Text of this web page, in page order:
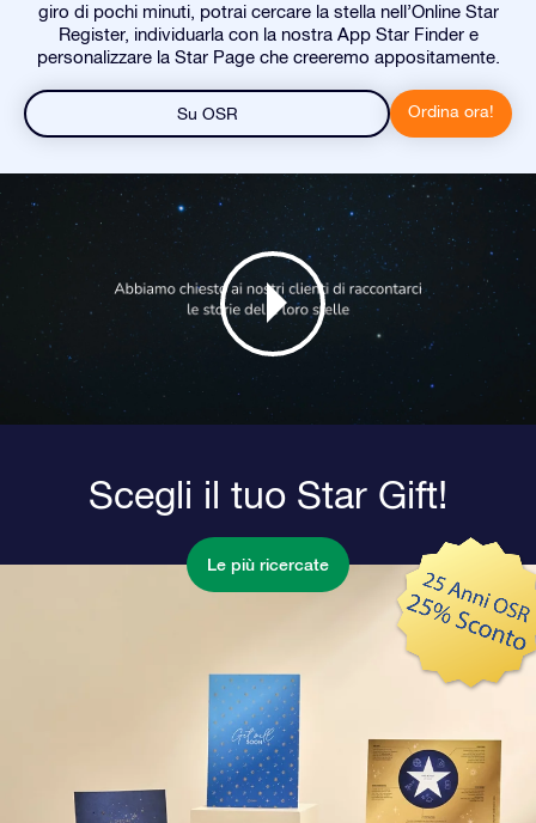
giro di pochi minuti, potrai cercare la stella nell’Online Star
Register, individuarla con la nostra App Star Finder e
personalizzare la Star Page che creeremo appositamente.
Su OSR Ordina ora!
Scegli il tuo Star Gift!
Le più ricercate